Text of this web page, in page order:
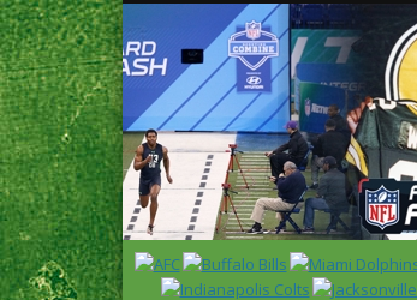
News en français sur la NFL et le